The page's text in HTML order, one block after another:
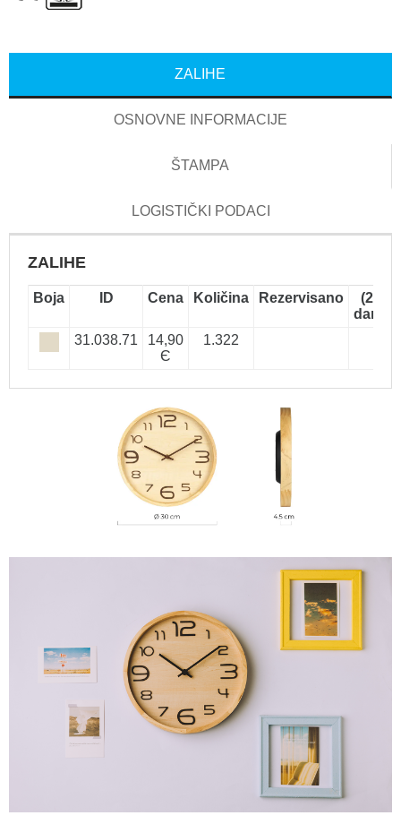
ZALIHE
OSNOVNE INFORMACIJE
ŠTAMPA
LOGISTIČKI PODACI
ZALIHE
Boja ID Cena Količina Rezervisano
(2-5
dana)
31.038.71
14,90
Є
1.322